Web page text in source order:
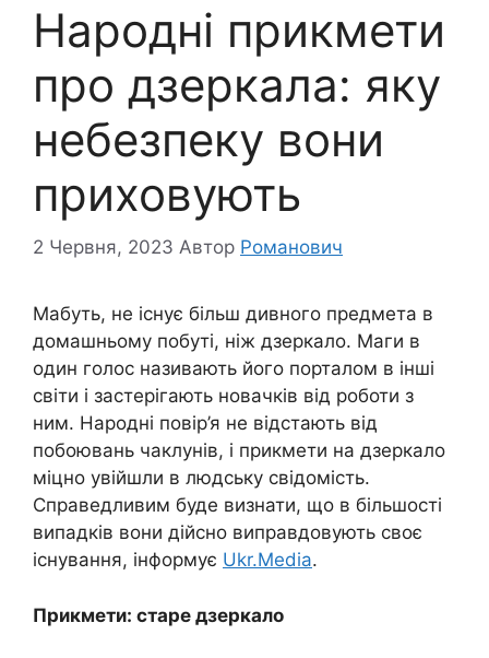
Народні прикмети
про дзеркала: яку
небезпеку вони
приховують
2 Червня, 2023 Автор Романович
Мабуть, не існує більш дивного предмета в
домашньому побуті, ніж дзеркало. Маги в
один голос називають його порталом в інші
світи і застерігають новачків від роботи з
ним. Народні повір’я не відстають від
побоювань чаклунів, і прикмети на дзеркало
міцно увійшли в людську свідомість.
Справедливим буде визнати, що в більшості
випадків вони дійсно виправдовують своє
існування, інформує Ukr.Media.
Прикмети: старе дзеркало